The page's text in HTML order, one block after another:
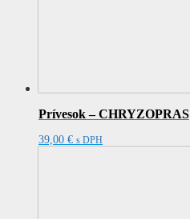
Prívesok – CHRYZOPRAS
39,00 € s DPH